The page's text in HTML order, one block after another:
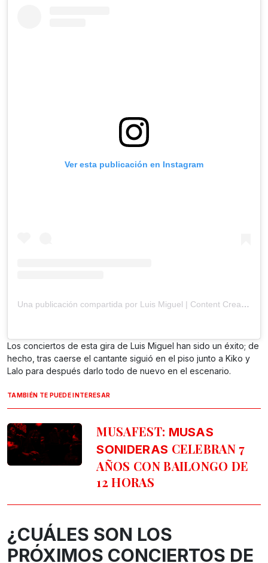
Ver esta publicación en Instagram
Una publicación compartida por Luis Miguel | Content Creator (@legendarylm)
Los conciertos de esta gira de Luis Miguel han sido un éxito; de
hecho, tras caerse el cantante siguió en el piso junto a Kiko y
Lalo para después darlo todo de nuevo en el escenario.
TAMBIÉN TE PUEDE INTERESAR
MUSAFEST: MUSAS
SONIDERAS CELEBRAN 7
AÑOS CON BAILONGO DE
12 HORAS
¿CUÁLES SON LOS
PRÓXIMOS CONCIERTOS DE